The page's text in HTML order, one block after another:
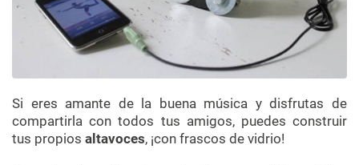
Si eres amante de la buena música y disfrutas de
compartirla con todos tus amigos, puedes construir
tus propios altavoces, ¡con frascos de vidrio!